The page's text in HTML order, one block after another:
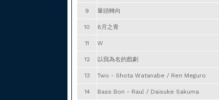
9 暈頭轉向
10 8月之⻘
11 W
12 以我為名的戲劇
13 Two - Shota Watanabe / Ren Meguro
14 Bass Bon - Raul / Daisuke Sakuma